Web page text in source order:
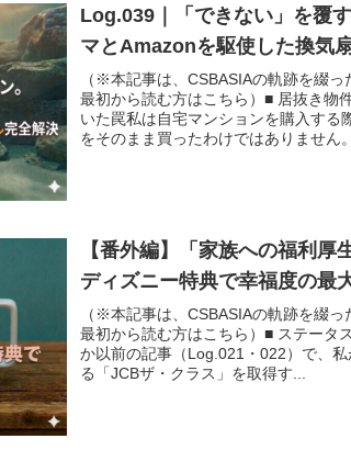
Log.039｜「できない」を覆
マとAmazonを駆使した換気
（※本記事は、CSBASIAの軌跡を綴っ
最初から読む方はこちら）■ 居抜き物
いた罠私は自宅マンションを購入する
をそのまま買ったわけではありません
【番外編】「家族への福利
ディズニー特典で幸福度の最
（※本記事は、CSBASIAの軌跡を綴っ
最初から読む方はこちら）■ ステータ
か以前の記事（Log.021・022）で、
る「JCBザ・クラス」を取得す...